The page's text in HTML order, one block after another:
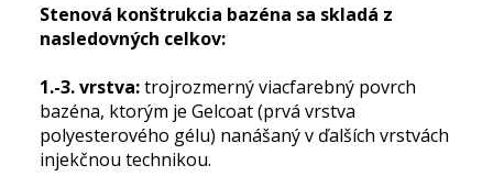
Stenová konštrukcia bazéna sa skladá z
nasledovných celkov:
1.-3. vrstva:trojrozmerný viacfarebný povrch
bazéna, ktorým je Gelcoat (prvá vrstva
polyesterového gélu) nanášaný v ďalších vrstvách
injekčnou technikou.